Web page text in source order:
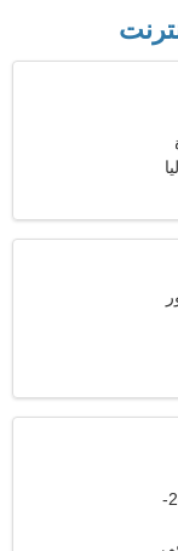
الرجل يريد مقابلة امرأة 28-